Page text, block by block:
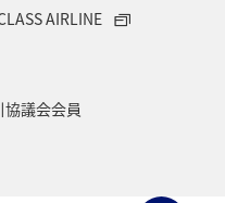
AIRLINE
議会会員